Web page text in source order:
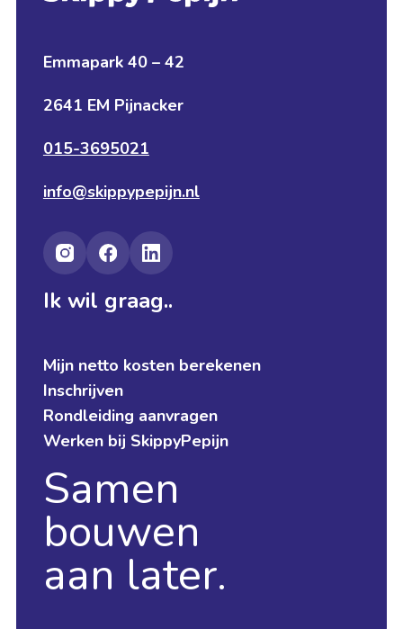
Samen
bouwen
aan later.
Ik wil graag..
Mijn netto kosten berekenen
Inschrijven
Rondleiding aanvragen
Werken bij SkippyPepijn
Emmapark 40 – 42
2641 EM Pijnacker
015-3695021
info@skippypepijn.nl